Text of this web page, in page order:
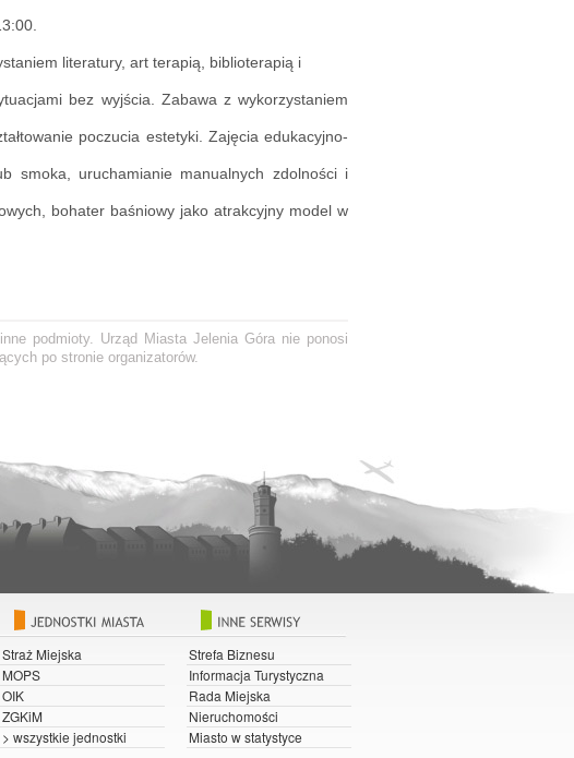
literatury, art terapią, biblioterapią i
bez wyjścia. Zabawa z wykorzystaniem
poczucia estetyki. Zajęcia edukacyjno-
smoka, uruchamianie manualnych zdolności i
bohater baśniowy jako atrakcyjny model w
podmioty. Urząd Miasta Jelenia Góra nie ponosi
po stronie organizatorów.
Straż Miejska
MOPS
OIK
ZGKiM
> wszystkie jednostki
Strefa Biznesu
Informacja Turystyczna
Rada Miejska
Nieruchomości
Miasto w statystyce